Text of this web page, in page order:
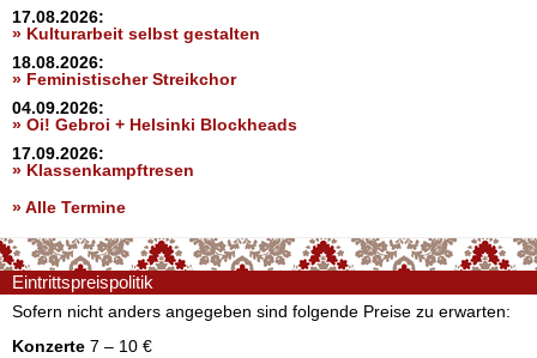
17.08.2026:
» Kulturarbeit selbst gestalten
18.08.2026:
» Feministischer Streikchor
04.09.2026:
» Oi! Gebroi + Helsinki Blockheads
17.09.2026:
» Klassenkampftresen
» Alle Termine
Eintrittspreispolitik
Sofern nicht anders angegeben sind folgende Preise zu erwarten:
Konzerte 7 – 10 €